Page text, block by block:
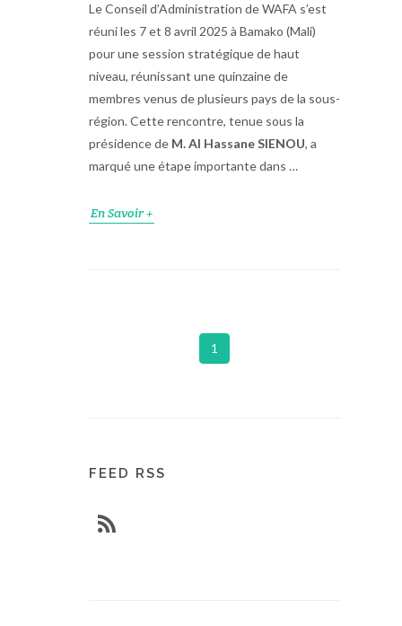
Le Conseil d’Administration de WAFA s’est
réuni les 7 et 8 avril 2025 à Bamako (Mali)
pour une session stratégique de haut
niveau, réunissant une quinzaine de
membres venus de plusieurs pays de la sous-
région. Cette rencontre, tenue sous la
présidence de M. Al Hassane SIENOU, a
marqué une étape importante dans …
En Savoir +
1
FEED RSS